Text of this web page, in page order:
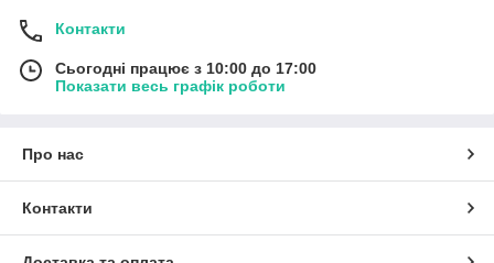
Контакти
Сьогодні працює з 10:00 до 17:00
Показати весь графік роботи
Про нас
Контакти